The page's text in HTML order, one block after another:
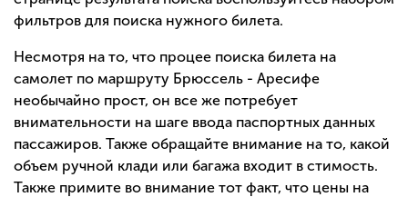
фильтров для поиска нужного билета.
Несмотря на то, что процее поиска билета на
самолет по маршруту Брюссель - Аресифе
необычайно прост, он все же потребует
внимательности на шаге ввода паспортных данных
пассажиров. Также обращайте внимание на то, какой
объем ручной клади или багажа входит в стимость.
Также примите во внимание тот факт, что цены на